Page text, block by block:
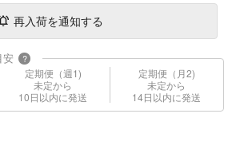
再入荷を通知する
安 ?
定期便（週1)
未定から
10日以内に発送
定期便（月2)
未定から
14日以内に発送